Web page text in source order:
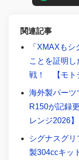
関連記事
「XMAXも
ことを証明
戦！ 【モト
海外製パーツ
R150が記録
レンジ2026】
シグナスグ
製304ccキッ